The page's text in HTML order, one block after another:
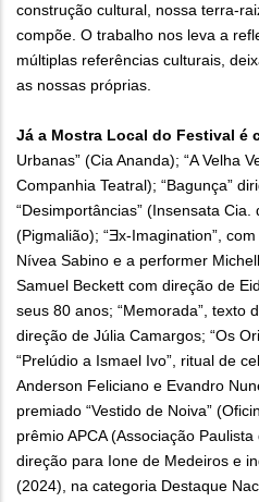
construção cultural, nossa terra-
compõe. O trabalho nos leva a
múltiplas referências culturais,
as nossas próprias.
Já a Mostra Local do Festival é
Urbanas” (Cia Ananda); “A Velha
Companhia Teatral); “Bagunça”
“Desimportâncias” (Insensata
(Pigmalião); “Ǝx-Imagination”,
Nívea Sabino e a performer
Samuel Beckett com direção de
seus 80 anos; “Memorada”, texto
direção de Júlia Camargos; “Os
“Prelúdio a Ismael Ivo”, ritual de
Anderson Feliciano e Evandro
premiado “Vestido de Noiva”
prêmio APCA (Associação
direção para Ione de Medeiros e
(2024), na categoria Destaque